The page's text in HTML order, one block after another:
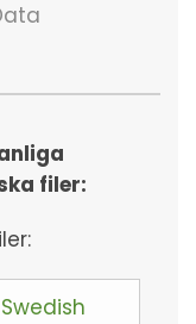
filer:
Swedish